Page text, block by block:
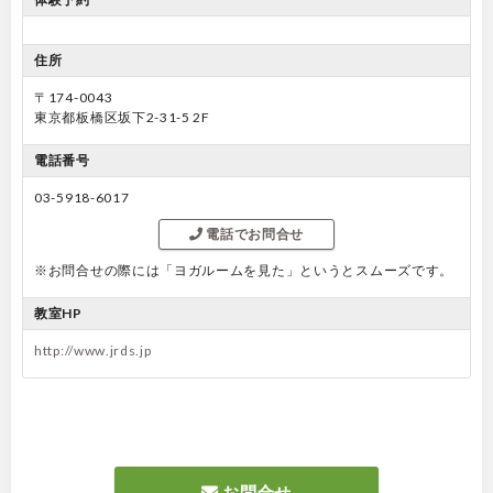
住所
〒174-0043
東京都板橋区坂下2-31-5 2F
電話番号
03-5918-6017
電話でお問合せ
※お問合せの際には「ヨガルームを見た」というとスムーズです。
教室HP
http://www.jrds.jp